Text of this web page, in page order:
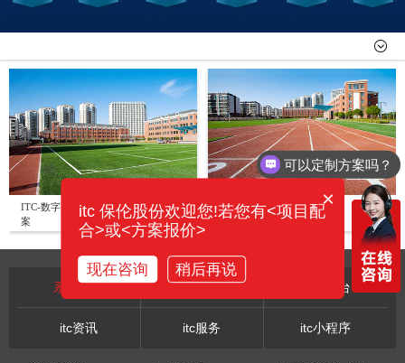
ITC-数字IP网络广播 校园广播应用方
案
学校可视对讲广播方案应用
系统站点 行业站点 用户后台
itc资讯 itc服务 itc小程序
可以定制方案吗？
×
itc 保伦股份欢迎您!若您有<项目配
合>或<方案报价>
现在咨询 稍后再说